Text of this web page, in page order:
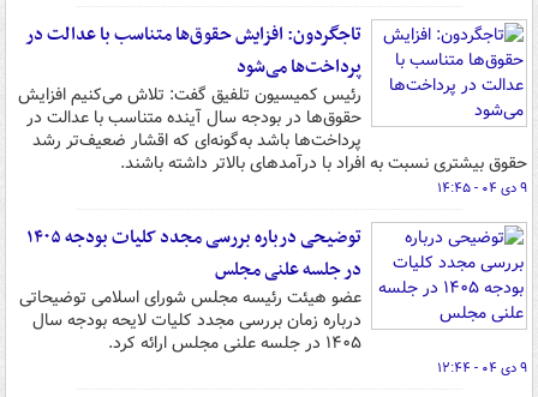
تاجگردون: افزایش حقوق‌ها متناسب با عدالت در
پرداخت‌ها می‌شود
رئیس کمیسیون تلفیق گفت: تلاش می‌کنیم افزایش
حقوق‌ها در بودجه سال آینده متناسب با عدالت در
پرداخت‌ها باشد به‌گونه‌ای که اقشار ضعیف‌تر رشد
حقوق بیشتری نسبت به افراد با درآمدهای بالاتر داشته باشند.
۹ دی ۰۴ - ۱۴:۴۵
توضیحی درباره بررسی مجدد کلیات بودجه ۱۴۰۵
در جلسه علنی مجلس
عضو هیئت رئیسه مجلس شورای اسلامی توضیحاتی
درباره زمان بررسی مجدد کلیات لایحه بودجه سال
۱۴۰۵ در جلسه علنی مجلس ارائه کرد.
۹ دی ۰۴ - ۱۲:۴۴